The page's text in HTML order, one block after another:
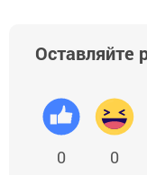
Оставляйте
0 0